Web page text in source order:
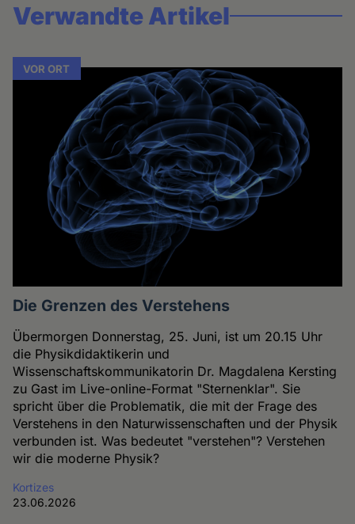
Verwandte Artikel
VOR ORT
Die Grenzen des Verstehens
Übermorgen Donnerstag, 25. Juni, ist um 20.15 Uhr
die Physikdidaktikerin und
Wissenschaftskommunikatorin Dr. Magdalena Kersting
zu Gast im Live-online-Format "Sternenklar". Sie
spricht über die Problematik, die mit der Frage des
Verstehens in den Naturwissenschaften und der Physik
verbunden ist. Was bedeutet "verstehen"? Verstehen
wir die moderne Physik?
Kortizes
23.06.2026